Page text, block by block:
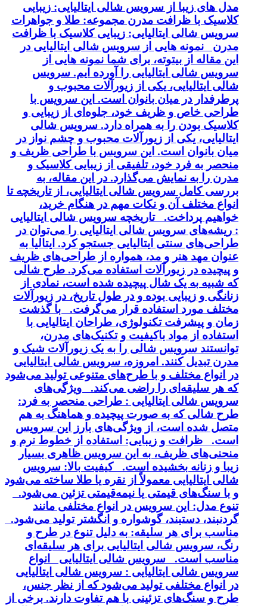
مدل های زیبا از سرویس شالی ایتالیایی: زیبایی
کلاسیک با ظرافت مدرن مجموعه: طلا و جواهرات
سرویس شالی ایتالیایی: زیبایی کلاسیک با ظرافت
مدرن نمونه هایی از سرویس شالی ایتالیایی در
این مقاله از بیتوته، برای شما نمونه هایی از
سرویس شالی ایتالیایی را آورده ایم. سرویس
شالی ایتالیایی، یکی از زیورآلات محبوب و
پرطرفدار در میان بانوان است. این سرویس با
طراحی خاص و ظریف خود، جلوه‌ای از زیبایی و
کلاسیک بودن را به همراه دارد. سرویس شالی
ایتالیایی، یکی از زیورآلات محبوب و چشم نواز در
میان بانوان است. این سرویس با طراحی ظریف و
منحصر به فرد خود، تلفیقی از زیبایی کلاسیک و
مدرن را به نمایش می‌گذارد. در این مقاله، به
بررسی کامل سرویس شالی ایتالیایی، از تاریخچه تا
انواع مختلف آن و نکات مهم در هنگام خرید،
خواهیم پرداخت. تاریخچه سرویس شالی ایتالیایی
: ریشه‌های سرویس شالی ایتالیایی را می‌توان در
طراحی‌های سنتی ایتالیایی جستجو کرد. ایتالیا به
عنوان مهد هنر و مد، همواره از طراحی‌های ظریف
و پیچیده در زیورآلات استفاده می‌کرد. طرح شالی
که شبیه به یک شال پیچیده شده است، نمادی از
زنانگی و زیبایی بوده و در طول تاریخ، در زیورآلات
مختلف مورد استفاده قرار می‌گرفت. با گذشت
زمان و پیشرفت تکنولوژی، طراحان ایتالیایی با
استفاده از مواد باکیفیت و تکنیک‌های مدرن،
توانستند سرویس شالی را به یک زیورآلات شیک و
مدرن تبدیل کنند. امروزه، سرویس شالی ایتالیایی
در انواع مختلف و با طرح‌های متنوعی تولید می‌شود
که هر سلیقه‌ای را راضی می‌کند. ویژگی‌های
سرویس شالی ایتالیایی : طراحی منحصر به فرد:
طرح شالی که به صورت پیچیده و هماهنگ به هم
متصل شده است، از ویژگی‌های بارز این سرویس
است. ظرافت و زیبایی: استفاده از خطوط نرم و
منحنی‌های ظریف، به این سرویس ظاهری بسیار
زیبا و زنانه بخشیده است. کیفیت بالا: سرویس
شالی ایتالیایی معمولاً از نقره یا طلا ساخته می‌شود
و با سنگ‌های قیمتی یا نیمه‌قیمتی تزئین می‌شود.
تنوع مدل: این سرویس در انواع مختلفی مانند
گردنبند، دستبند، گوشواره و انگشتر تولید می‌شود.
مناسب برای هر سلیقه: به دلیل تنوع در طرح و
رنگ، سرویس شالی ایتالیایی برای هر سلیقه‌ای
مناسب است. سرویس شالی ایتالیایی انواع
سرویس شالی ایتالیایی : سرویس شالی ایتالیایی
در انواع مختلفی تولید می‌شود که از نظر جنس،
طرح و سنگ‌های تزئینی با هم تفاوت دارند. برخی از